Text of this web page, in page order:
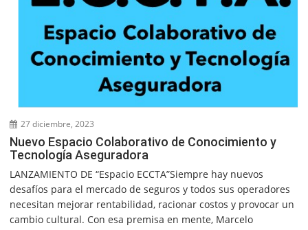
27 diciembre, 2023
Nuevo Espacio Colaborativo de Conocimiento y
Tecnología Aseguradora
LANZAMIENTO DE “Espacio ECCTA”Siempre hay nuevos
desafíos para el mercado de seguros y todos sus operadores
necesitan mejorar rentabilidad, racionar costos y provocar un
cambio cultural. Con esa premisa en mente, Marcelo